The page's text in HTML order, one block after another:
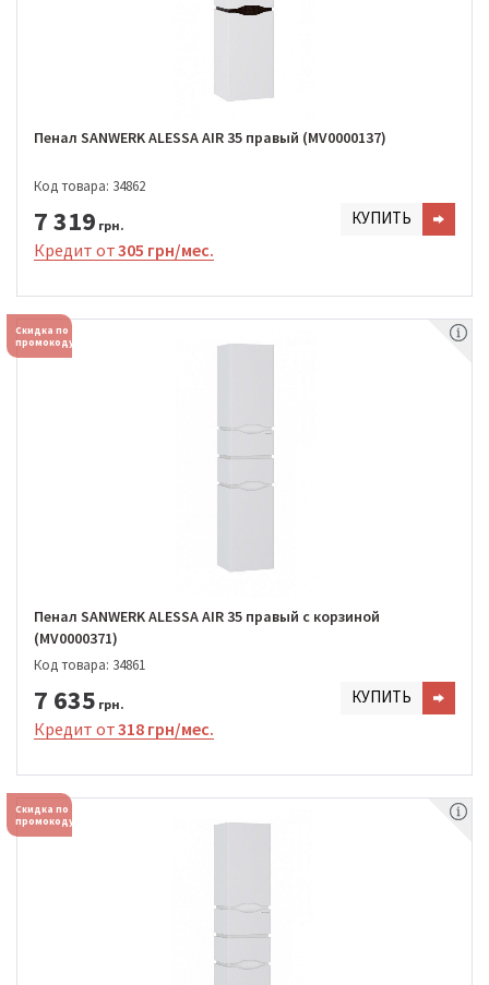
Пенал SANWERK ALESSA AIR 35 правый (MV0000137)
Код товара: 34862
7 319 грн. КУПИТЬ
Кредит от305 грн/мес.
Скидка по
промокоду
Пенал SANWERK ALESSA AIR 35 правый с корзиной
(MV0000371)
Код товара: 34861
7 635 грн. КУПИТЬ
Кредит от318 грн/мес.
Скидка по
промокоду